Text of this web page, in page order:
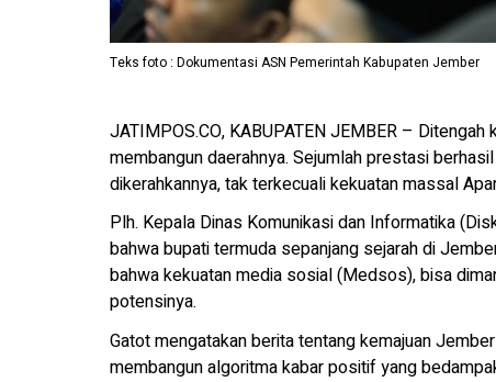
Teks foto : Dokumentasi ASN Pemerintah Kabupaten Jember
JATIMPOS.CO, KABUPATEN JEMBER –
membangun daerahnya. Sejumlah prestasi
dikerahkannya, tak terkecuali kekuatan massal
Plh. Kepala Dinas Komunikasi dan Informatika
bahwa bupati termuda sepanjang sejarah di
bahwa kekuatan media sosial (Medsos), bisa
potensinya.
Gatot mengatakan berita tentang kemajuan
membangun algoritma kabar positif yang